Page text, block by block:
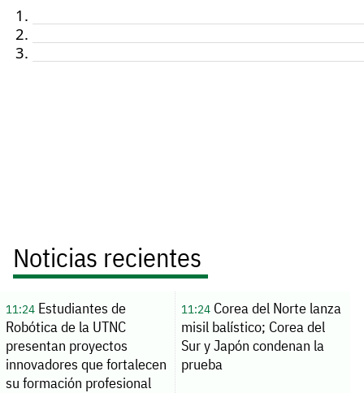
Noticias recientes
11:24Estudiantes de
Robótica de la UTNC
presentan proyectos
innovadores que fortalecen
su formación profesional
11:24Corea del Norte lanza
misil balístico; Corea del
Sur y Japón condenan la
prueba